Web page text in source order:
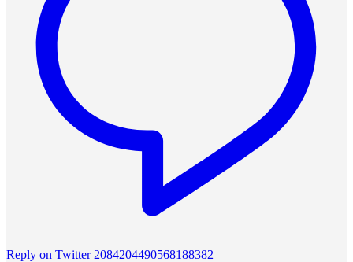
Reply on Twitter 2084204490568188382